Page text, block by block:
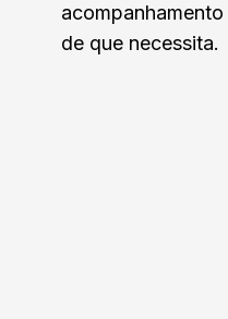
acompanhamento
de que necessita.